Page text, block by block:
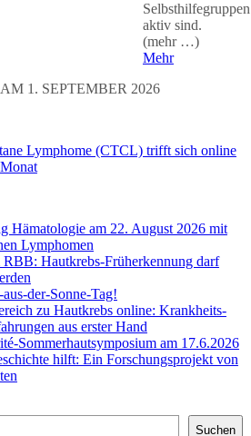
Selbsthilfegruppen
aktiv sind.
(mehr …)
Mehr
1. SEPTEMBER 2026
Lymphome (CTCL) trifft sich online
Hämatologie am 22. August 2026 mit
Lymphomen
Hautkrebs-Früherkennung darf
der-Sonne-Tag!
zu Hautkrebs online: Krankheits-
aus erster Hand
Sommerhautsymposium am 17.6.2026
hilft: Ein Forschungsprojekt von
Suchen